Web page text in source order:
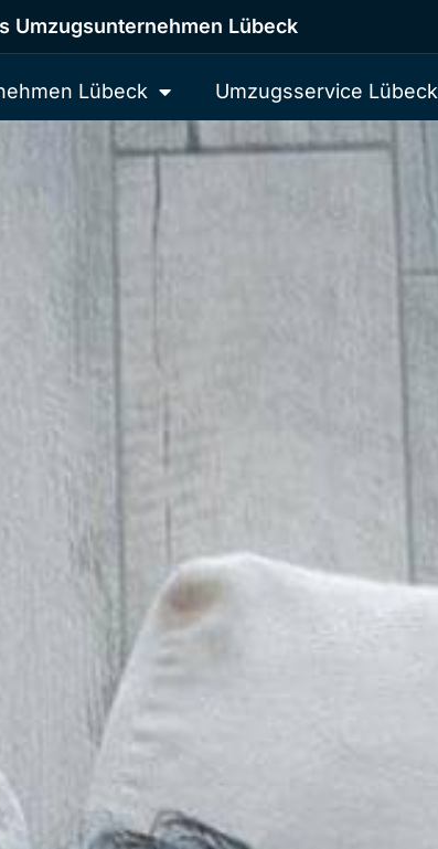
Umzugsunternehmen Lübeck
Lübeck Umzugsservice Lübeck